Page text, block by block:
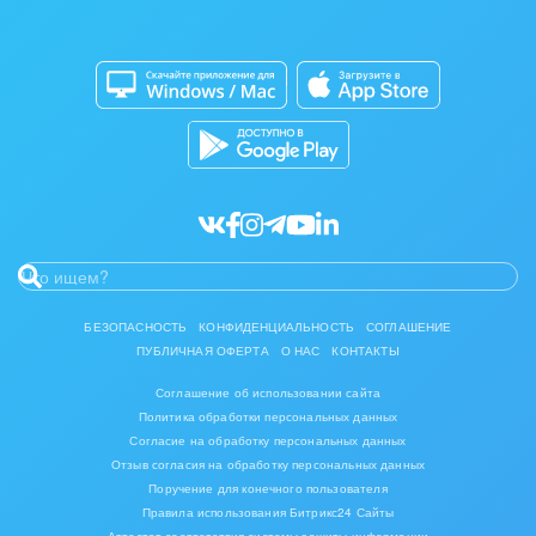
Инвестиционный бизнес
Интерьер, дизайн, декор
Консалтинговые и управленческие услуги
Мебель, лес, деревообработка
Медицина и фармацевтика
Металлургия
Кибербезопасность
Битрикс24 Маркет
Разработчикам приложений
БЕЗОПАСНОСТЬ КОНФИДЕНЦИАЛЬНОСТЬ
СОГЛАШЕНИЕ
ПУБЛИЧНАЯ ОФЕРТА
О НАС КОНТАКТЫ
Соглашение об использовании сайта
Политика обработки персональных данных
Согласие на обработку персональных данных
Отзыв согласия на обработку персональных данных
Поручение для конечного пользователя
Правила использования Битрикс24 Сайты